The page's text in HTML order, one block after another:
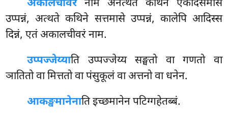
अकालचीवरंनाम अनत्थते कथिने एकादसमासे
उप्पन्नं, अत्थते कथिने सत्तमासे उप्पन्नं, कालेपि आदिस्स
दिन्नं, एतं अकालचीवरं नाम.
उप्पज्जेय्याति उप्पज्जेय्य सङ्घतो वा गणतो वा
ञातितो वा मित्ततो वा पंसुकूलं वा अत्तनो वा धनेन.
आकङ्खमानेनाति इच्छमानेन पटिग्गहेतब्बं.